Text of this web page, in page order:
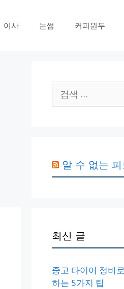
이사 눈썹 커피원두
색:
알 수 없는 피
최신 글
중고 타이어 정비
하는 5가지 팁